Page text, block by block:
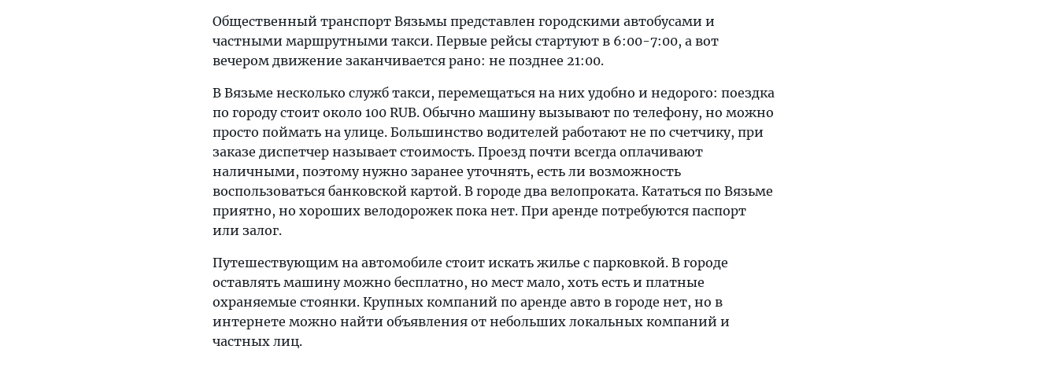
Общественный транспорт Вязьмы представлен городскими автобусами и
частными маршрутными такси. Первые рейсы стартуют в 6:00-7:00, а вот
вечером движение заканчивается рано: не позднее 21:00.
В Вязьме несколько служб такси, перемещаться на них удобно и недорого: поездка
по городу стоит около 100 RUB. Обычно машину вызывают по телефону, но можно
просто поймать на улице. Большинство водителей работают не по счетчику, при
заказе диспетчер называет стоимость. Проезд почти всегда оплачивают
наличными, поэтому нужно заранее уточнять, есть ли возможность
воспользоваться банковской картой. В городе два велопроката. Кататься по Вязьме
приятно, но хороших велодорожек пока нет. При аренде потребуются паспорт
или залог.
Путешествующим на автомобиле стоит искать жилье с парковкой. В городе
оставлять машину можно бесплатно, но мест мало, хоть есть и платные
охраняемые стоянки. Крупных компаний по аренде авто в городе нет, но в
интернете можно найти объявления от небольших локальных компаний и
частных лиц.